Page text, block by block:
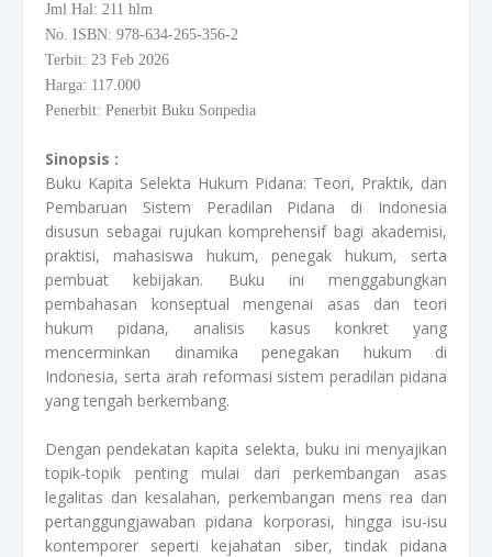
Jml Hal: 211 hlm
No. ISBN: 978-634-265-356-2
Terbit: 23 Feb 2026
Harga: 117.000
Penerbit: Penerbit Buku Sonpedia
Sinopsis :
Buku Kapita Selekta Hukum Pidana: Teori, Praktik, dan
Pembaruan Sistem Peradilan Pidana di Indonesia
disusun sebagai rujukan komprehensif bagi akademisi,
praktisi, mahasiswa hukum, penegak hukum, serta
pembuat kebijakan. Buku ini menggabungkan
pembahasan konseptual mengenai asas dan teori
hukum pidana, analisis kasus konkret yang
mencerminkan dinamika penegakan hukum di
Indonesia, serta arah reformasi sistem peradilan pidana
yang tengah berkembang.
Dengan pendekatan kapita selekta, buku ini menyajikan
topik-topik penting mulai dari perkembangan asas
legalitas dan kesalahan, perkembangan mens rea dan
pertanggungjawaban pidana korporasi, hingga isu-isu
kontemporer seperti kejahatan siber, tindak pidana